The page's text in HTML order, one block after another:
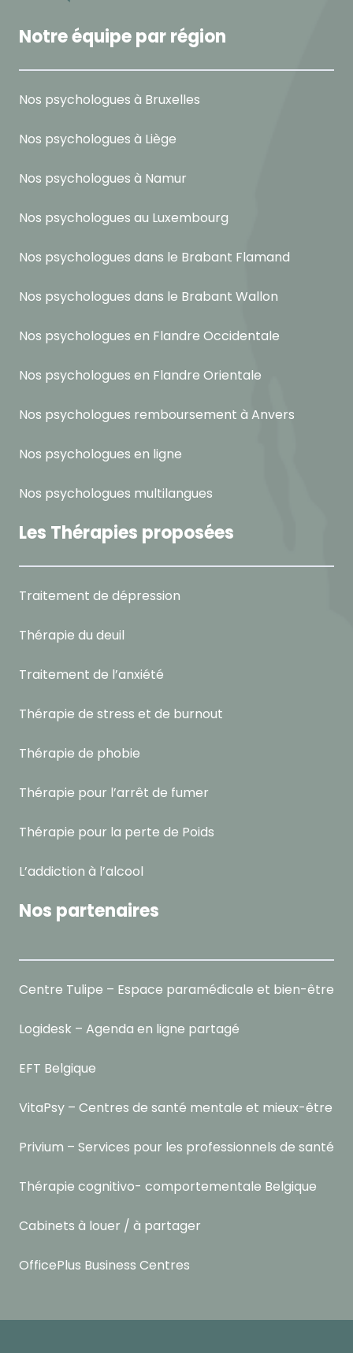
Notre équipe par région
Nos psychologues à Bruxelles
Nos psychologues à Liège
Nos psychologues à Namur
Nos psychologues au Luxembourg
Nos psychologues dans le Brabant Flamand
Nos psychologues dans le Brabant Wallon
Nos psychologues en Flandre Occidentale
Nos psychologues en Flandre Orientale
Nos psychologues remboursement à Anvers
Nos psychologues en ligne
Nos psychologues multilangues
Les Thérapies proposées
Traitement de dépression
Thérapie du deuil
Traitement de l’anxiété
Thérapie de stress et de burnout
Thérapie de phobie
Thérapie pour l’arrêt de fumer
Thérapie pour la perte de Poids
L’addiction à l’alcool
Nos partenaires
Centre Tulipe – Espace paramédicale et bien-être
Logidesk – Agenda en ligne partagé
EFT Belgique
VitaPsy – Centres de santé mentale et mieux-être
Privium – Services pour les professionnels de santé
Thérapie cognitivo- comportementale Belgique
Cabinets à louer / à partager
OfficePlus Business Centres